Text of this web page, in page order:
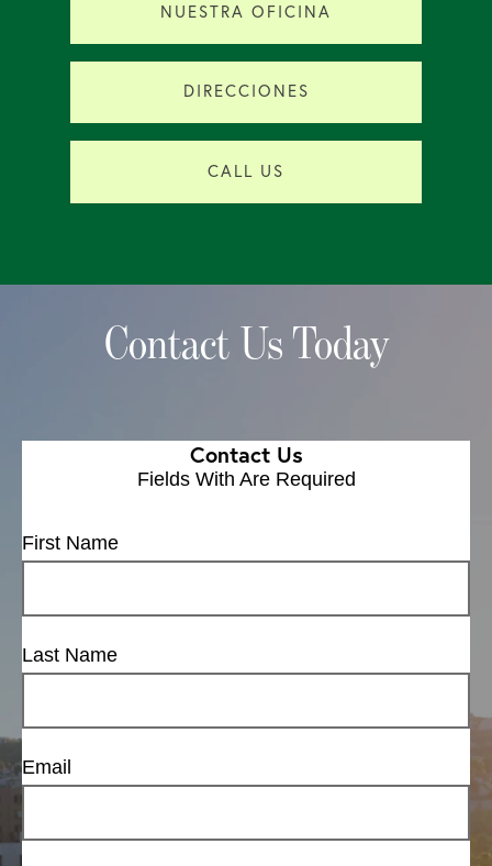
NUESTRA OFICINA
DIRECCIONES
CALL US
Contact Us Today
Contact Us
Fields With Are Required
First Name
Last Name
Email